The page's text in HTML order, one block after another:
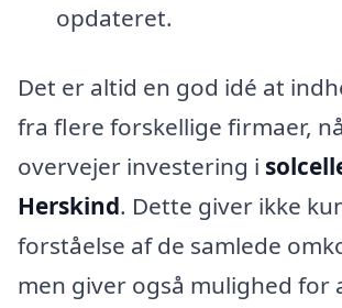
opdateret.
Det er altid en god idé at
fra flere forskellige firmaer,
overvejer investering i
Herskind. Dette giver ikke
forståelse af de samlede
men giver også mulighed for